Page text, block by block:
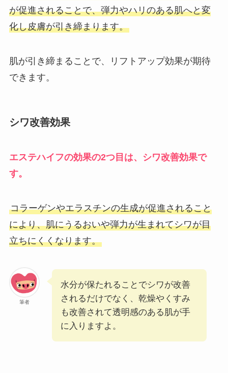
が促進されることで、弾力やハリのある肌へと変
化し皮膚が引き締まります。
肌が引き締まることで、リフトアップ効果が期待
できます。
シワ改善効果
エステハイフの効果の2つ目は、シワ改善効果で
す。
コラーゲンやエラスチンの生成が促進されること
により、肌にうるおいや弾力が生まれてシワが目
立ちにくくなります。
筆者
水分が保たれることでシワが改善
されるだけでなく、乾燥やくすみ
も改善されて透明感のある肌が手
に入りますよ。